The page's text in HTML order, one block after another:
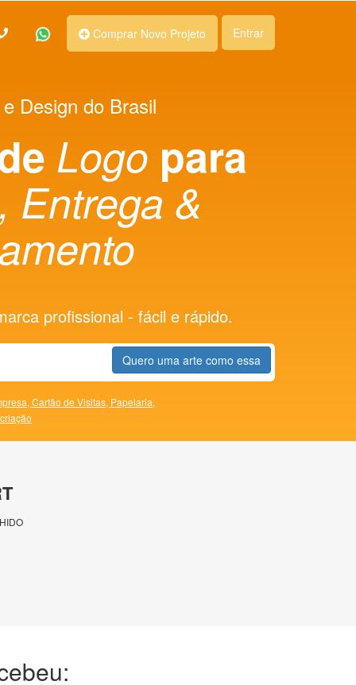
Comprar Novo Projeto Entrar
Design do Brasil
Logo para
Entrega &
profissional - fácil e rápido.
Quero uma arte como essa
Cartão de Visitas, Papelaria,